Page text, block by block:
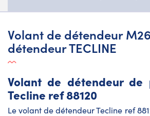
Volant de détendeur
détendeur TECLINE
Volant de détendeur de
Tecline ref 88120
Le volant de détendeur Tecline ref